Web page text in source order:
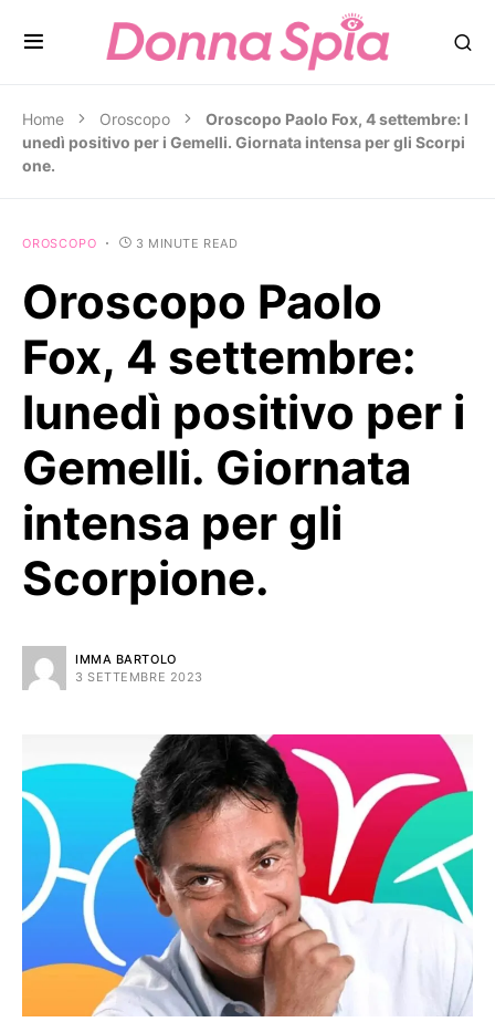
Home Oroscopo
Oroscopo Paolo Fox, 4 settembre: l
unedì positivo per i Gemelli. Giornata intensa per gli Scorpi
one.
OROSCOPO 3 MINUTE READ
Oroscopo Paolo
Fox, 4 settembre:
lunedì positivo per i
Gemelli. Giornata
intensa per gli
Scorpione.
IMMA BARTOLO
3 SETTEMBRE 2023